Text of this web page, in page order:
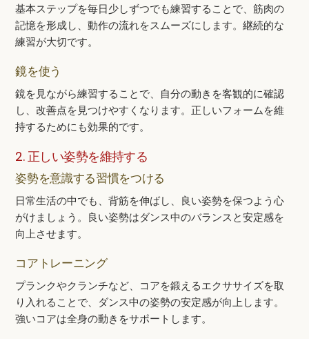
基本ステップを毎日少しずつでも練習することで、筋肉の
記憶を形成し、動作の流れをスムーズにします。継続的な
練習が大切です。
鏡を使う
鏡を見ながら練習することで、自分の動きを客観的に確認
し、改善点を見つけやすくなります。正しいフォームを維
持するためにも効果的です。
2. 正しい姿勢を維持する
姿勢を意識する習慣をつける
日常生活の中でも、背筋を伸ばし、良い姿勢を保つよう心
がけましょう。良い姿勢はダンス中のバランスと安定感を
向上させます。
コアトレーニング
プランクやクランチなど、コアを鍛えるエクササイズを取
り入れることで、ダンス中の姿勢の安定感が向上します。
強いコアは全身の動きをサポートします。